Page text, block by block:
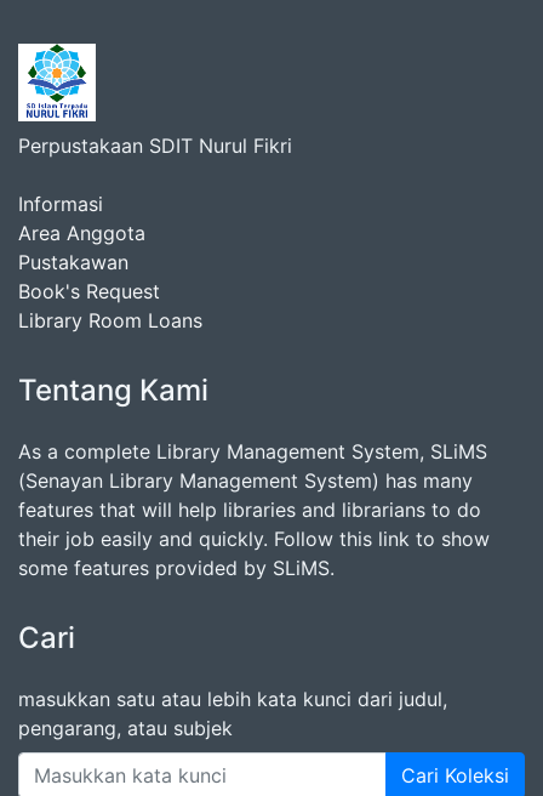
Perpustakaan SDIT Nurul Fikri
Informasi
Area Anggota
Pustakawan
Book's Request
Library Room Loans
Tentang Kami
As a complete Library Management System, SLiMS
(Senayan Library Management System) has many
features that will help libraries and librarians to do
their job easily and quickly. Follow this link to show
some features provided by SLiMS.
Cari
masukkan satu atau lebih kata kunci dari judul,
pengarang, atau subjek
Cari Koleksi